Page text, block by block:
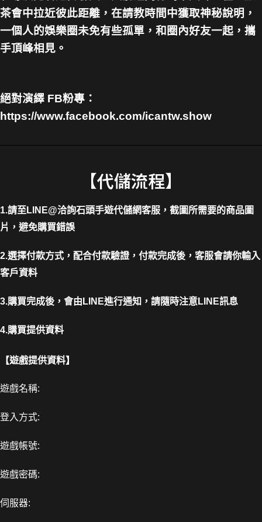
茶會中拉近彼此距離，在請教時間中獲取神秘說明，
一個人的娛樂圈未免有些孤單，和圈內好友一起，攜
手頂峰相見。
絕對演繹 FB粉專：
https://www.facebook.com/icantw.show
【代儲流程】
1.請至LINE@洽詢石頭手遊代儲網客服，截圖所需要的商品圖
片，避免購買錯誤
2.選擇付款方式，配合付款驗證，付款完成後，客服會請你輸入
客戶資料
3.購買完成後，會由LINE進行通知，請隨時注意LINE訊息
4.購買提供資料
【遊戲提供資料】
遊戲名稱:
登入方式:
遊戲帳號:
遊戲密碼:
伺服器: